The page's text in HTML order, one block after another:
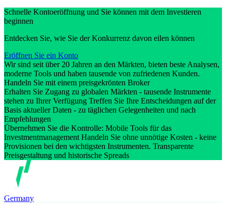
Schnelle Kontoeröffnung und Sie können mit dem Investieren
beginnen
Entdecken Sie, wie Sie der Konkurrenz davon eilen können
Eröffnen Sie ein Konto
Wir sind seit über 20 Jahren an den Märkten, bieten beste Analysen,
moderne Tools und haben tausende von zufriedenen Kunden.
Handeln Sie mit einem preisgekrönten Broker
Erhalten Sie Zugang zu globalen Märkten - tausende Instrumente
stehen zu Ihrer Verfügung Treffen Sie Ihre Entscheidungen auf der
Basis aktueller Daten - zu täglichen Gelegenheiten und nach
Empfehlungen
Übernehmen Sie die Kontrolle: Mobile Tools für das
Investmentmanagement Handeln Sie ohne unnötige Kosten - keine
Provisionen bei den wichtigsten Instrumenten. Transparente
Preisgestaltung und historische Spreads
Germany